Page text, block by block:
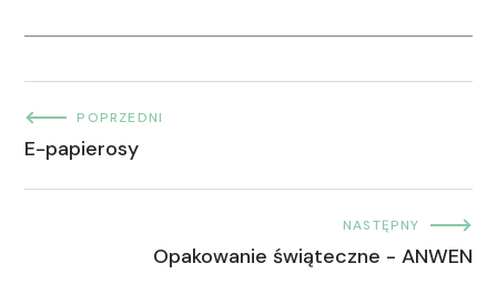
POPRZEDNI
E-papierosy
NASTĘPNY
Opakowanie świąteczne - ANWEN